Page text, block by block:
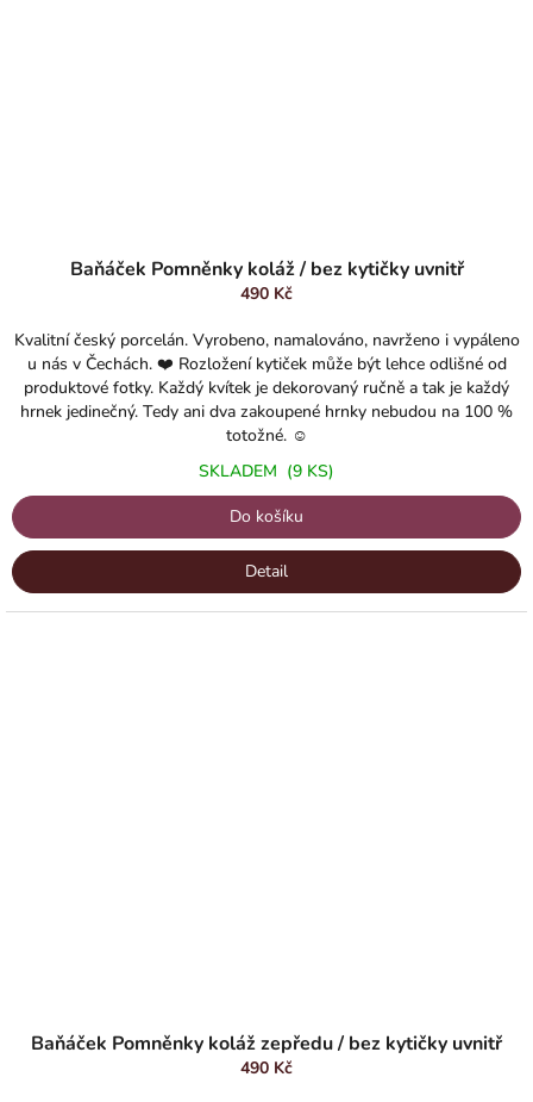
Baňáček Pomněnky koláž / bez kytičky uvnitř
490 Kč
Kvalitní český porcelán. Vyrobeno, namalováno, navrženo i vypáleno
u nás v Čechách. ❤️ Rozložení kytiček může být lehce odlišné od
produktové fotky. Každý kvítek je dekorovaný ručně a tak je každý
hrnek jedinečný. Tedy ani dva zakoupené hrnky nebudou na 100 %
totožné. ☺️
SKLADEM (9 KS)
Do košíku
Detail
Baňáček Pomněnky koláž zepředu / bez kytičky uvnitř
490 Kč